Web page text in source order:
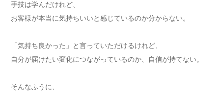
手技は学んだけれど、
お客様が本当に気持ちいいと感じているのか分からない。
「気持ち良かった」と言っていただけるけれど、
自分が届けたい変化につながっているのか、自信が持てない。
そんなふうに、